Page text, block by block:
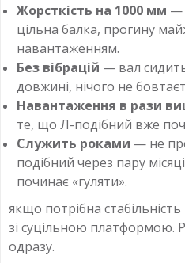
Жорсткість на 1000 мм —
цільна балка, прогину
навантаженням.
Без вібрацій — вал
довжині, нічого не
Навантаження в рази
те, що Л-подібний вже
Служить роками — не
подібний через пару
починає «гуляти».
якщо потрібна
зі суцільною платформою.
одразу.